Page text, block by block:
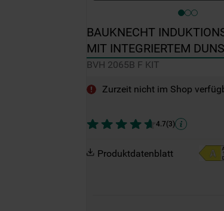
BAUKNECHT
MIT INTEGRIERTEM
BVH 2065B F KIT
BVH 2065B F KIT
Zurzeit nicht im Shop
4.7(3)
Produktdatenblatt